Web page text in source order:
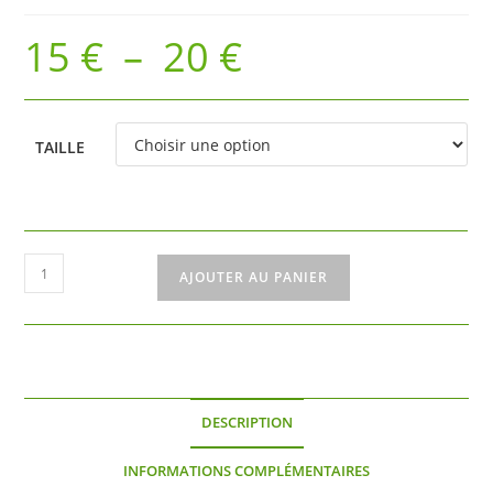
15 € – 20 €Plage
à
20 €
TAILLE
quantité
de
Hiratanenashi
AJOUTER AU PANIER
DESCRIPTION
INFORMATIONS COMPLÉMENTAIRES